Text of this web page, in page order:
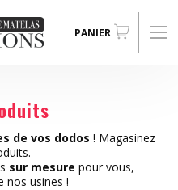
PANIER
de vos dodos ! Magasinez
sur mesure pour vous,
nos usines !